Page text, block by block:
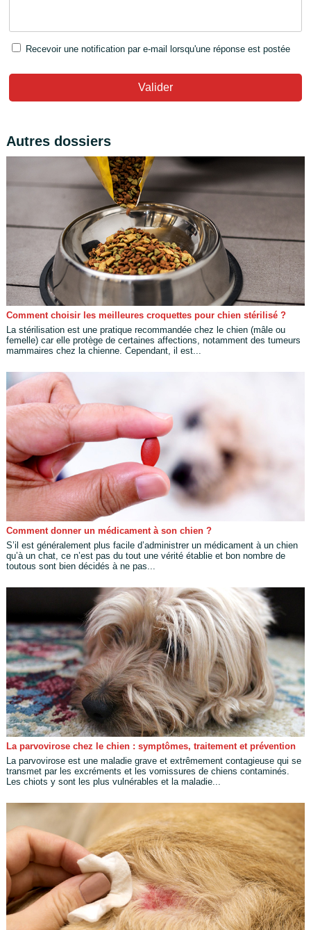
Recevoir une notification par e-mail lorsqu'une réponse est postée
Valider
Autres dossiers
Comment choisir les meilleures croquettes pour chien stérilisé ?
La stérilisation est une pratique recommandée chez le chien (mâle ou
femelle) car elle protège de certaines affections, notamment des tumeurs
mammaires chez la chienne. Cependant, il est...
Comment donner un médicament à son chien ?
S’il est généralement plus facile d’administrer un médicament à un chien
qu’à un chat, ce n’est pas du tout une vérité établie et bon nombre de
toutous sont bien décidés à ne pas...
La parvovirose chez le chien : symptômes, traitement et prévention
La parvovirose est une maladie grave et extrêmement contagieuse qui se
transmet par les excréments et les vomissures de chiens contaminés.
Les chiots y sont les plus vulnérables et la maladie...